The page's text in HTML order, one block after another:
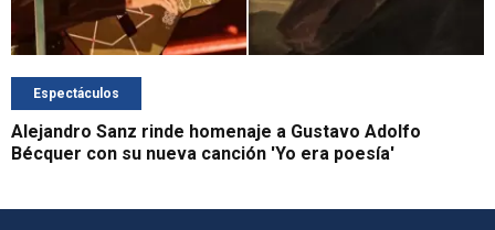
Espectáculos
Alejandro Sanz rinde homenaje a Gustavo Adolfo
Bécquer con su nueva canción 'Yo era poesía'